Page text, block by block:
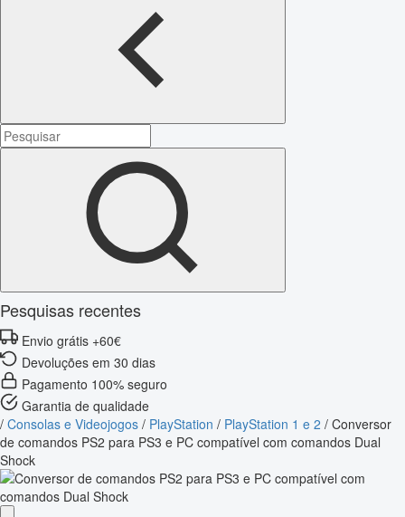
Pesquisas recentes
Envio grátis +60€
Devoluções em 30 dias
Pagamento 100% seguro
Garantia de qualidade
/ Consolas e Videojogos / PlayStation / PlayStation 1 e 2 / Conversor
de comandos PS2 para PS3 e PC compatível com comandos Dual
Shock